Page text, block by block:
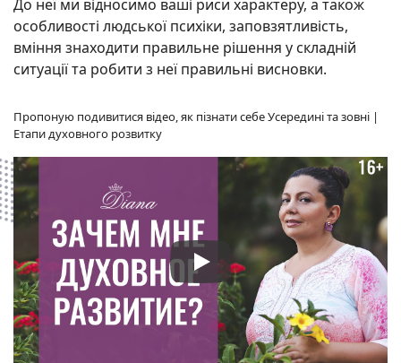
До неї ми відносимо ваші риси характеру, а також
особливості людської психіки, заповзятливість,
вміння знаходити правильне рішення у складній
ситуації та робити з неї правильні висновки.
Пропоную подивитися відео, як пізнати себе Усередині та зовні |
Етапи духовного розвитку